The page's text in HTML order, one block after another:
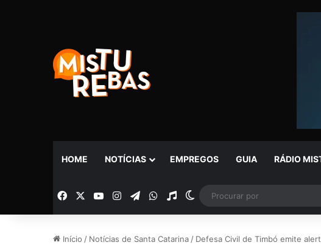
HOME NOTÍCIAS EMPREGOS GUIA RÁDIO
Facebook YouTubeInstagramTelegramWhatsApp
Rádio Switch skin
Início / Notícias de Santa Catarina / Defesa Civil de Timbó emite